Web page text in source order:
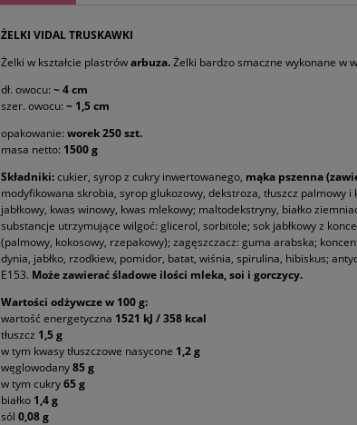
ŻELKI VIDAL TRUSKAWKI
Żelki w kształcie plastrówarbuza.Żelki bardzo smaczne wykonane w
dł. owocu: ~ 4 cm
szer. owocu: ~ 1,5 cm
opakowanie: worek 250 szt.
masa netto: 1500 g
Składniki:cukier, syrop z cukry inwertowanego, mąka pszenna
modyfikowana skrobia, syrop glukozowy, dekstroza, tłuszcz palmowy
jabłkowy, kwas winowy, kwas mlekowy; maltodekstryny, białko
substancje utrzymujące wilgoć: glicerol, sorbitole; sok jabłkowy z
(palmowy, kokosowy, rzepakowy); zagęszczacz: guma arabska;
dynia, jabłko, rzodkiew, pomidor, batat, wiśnia, spirulina, hibiskus;
E153. Może zawierać śladowe ilości mleka, soi i gorczycy.
Wartości odżywcze w 100 g:
wartość energetyczna 1521 kJ / 358 kcal
tłuszcz 1,5 g
w tym kwasy tłuszczowe nasycone 1,2 g
węglowodany85 g
w tym cukry65 g
białko 1,4 g
sól 0,08 g